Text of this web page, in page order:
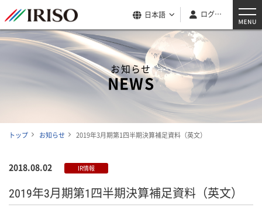
日本語 ログイン
お知らせ
NEWS
トップ お知らせ 2019年3月期第1四半期決算補足資料（英文）
2018.08.02 IR情報
2019年3月期第1四半期決算補足資料（英文）